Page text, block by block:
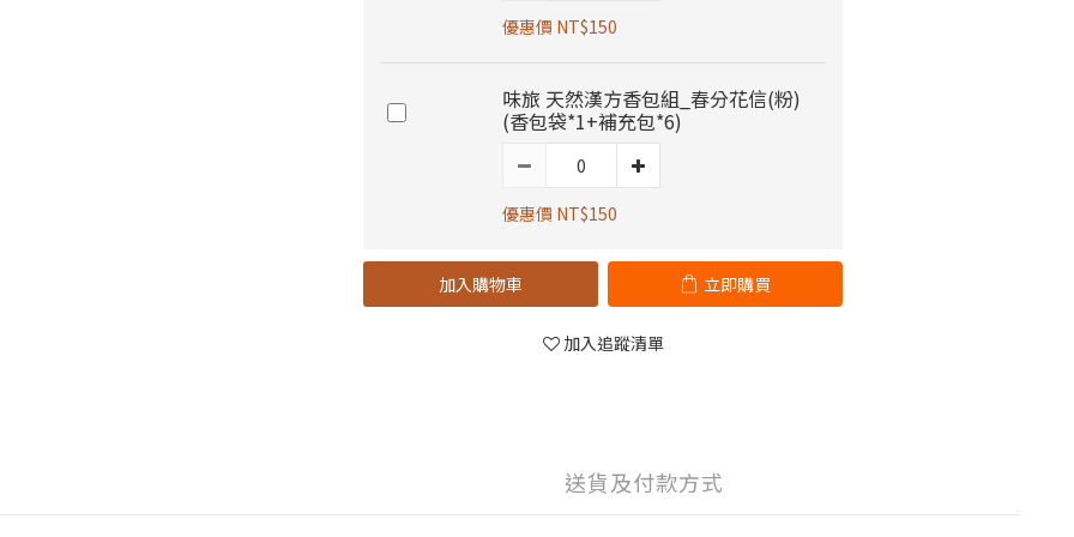
優惠價 NT$150
味旅 天然漢方香包組_春分花信(粉)
(香包袋*1+補充包*6)
優惠價 NT$150
加入購物車 立即購買
加入追蹤清單
送貨及付款方式